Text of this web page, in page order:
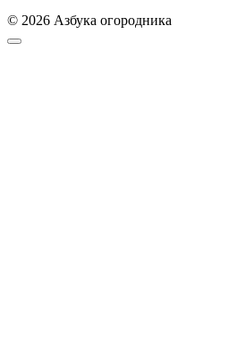
© 2026 Азбука огородника